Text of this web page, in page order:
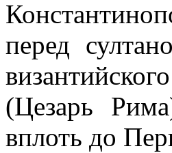
перед
(Цезарь
вплоть до